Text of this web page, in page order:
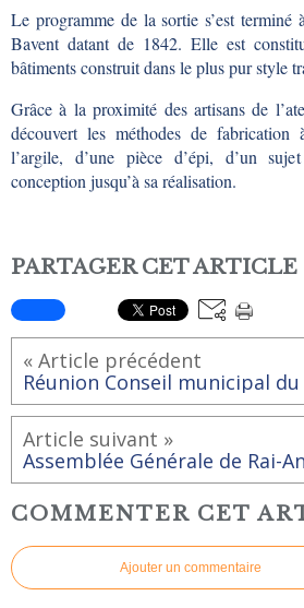
Le programme de la sortie s’est
Bavent datant de 1842. Elle est
bâtiments construit dans le plus pur style
Grâce à la proximité des artisans de
découvert les méthodes de
l’argile, d’une pièce d’épi, d’un
conception jusqu’à sa réalisation.
PARTAGER CET ARTICLE
« Article précédent
Réunion Conseil municipal
Article suivant »
Assemblée Générale de Rai-
COMMENTER CET
Ajouter un commentaire